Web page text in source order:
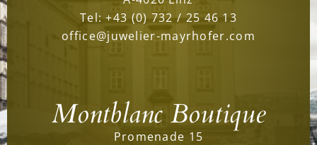
Tel:+43 (0) 732 / 25 46 13
office@juwelier-mayrhofer.com
Montblanc Boutique
Promenade 15